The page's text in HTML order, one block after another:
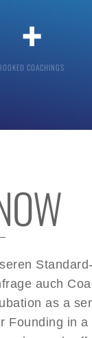
COACHINGS
+
auch
as a
Founding in a